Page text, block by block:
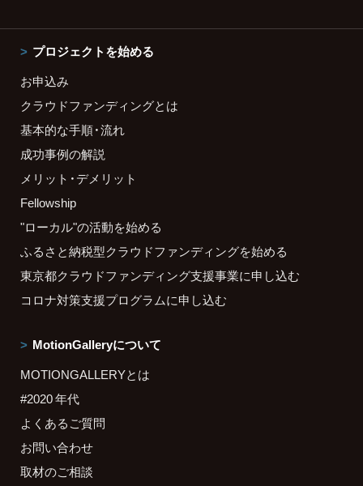
プロジェクトを始める
お申込み
クラウドファンディングとは
基本的な手順・流れ
成功事例の解説
メリット・デメリット
Fellowship
"ローカル"の活動を始める
ふるさと納税型クラウドファンディングを始める
東京都クラウドファンディング支援事業に申し込む
コロナ対策支援プログラムに申し込む
MotionGalleryについて
MOTIONGALLERYとは
#2020 年代
よくあるご質問
お問い合わせ
取材のご相談